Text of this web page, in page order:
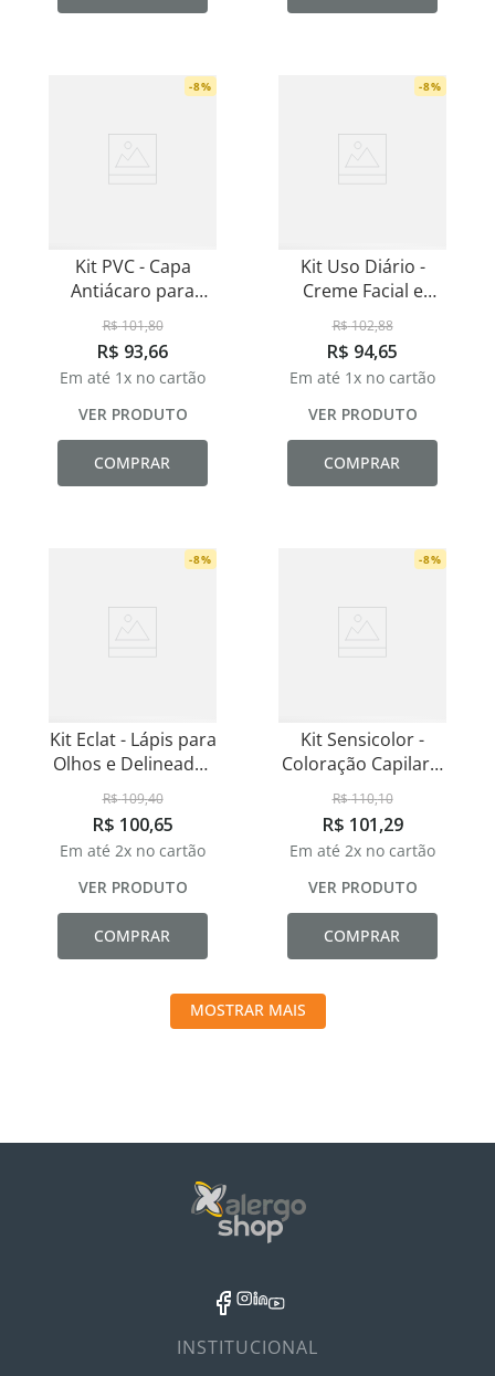
-8%
Kit PVC - Capa
Antiácaro para
Travesseiro Padrão
50x70cm
R$101,80
R$ 93,66
Em até 1x no cartão
VER PRODUTO
COMPRAR
-8%
Kit Uso Diário -
Creme Facial e
Hidratante Labial
R$102,88
R$ 94,65
Em até 1x no cartão
VER PRODUTO
COMPRAR
-8%
Kit Eclat - Lápis para
Olhos e Delineador
Líquido
R$109,40
R$ 100,65
Em até 2x no cartão
VER PRODUTO
COMPRAR
-8%
Kit Sensicolor -
Coloração Capilar e
Oxidante 20
Volumes
R$110,10
R$ 101,29
Em até 2x no cartão
VER PRODUTO
COMPRAR
MOSTRAR MAIS
INSTITUCIONAL